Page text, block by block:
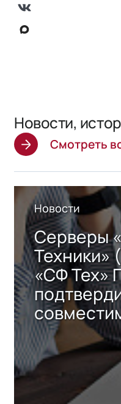
Новости,
Смотреть
Новости
Серверы
Техники»
«СФ Тех»
Storage
хранения